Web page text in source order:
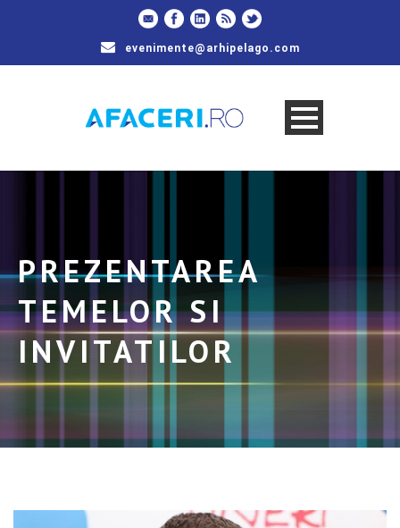
evenimente@arhipelago.com
PREZENTAREA
TEMELOR SI
INVITATILOR